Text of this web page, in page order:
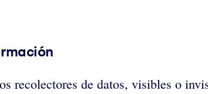
recolectores de datos, visibles o